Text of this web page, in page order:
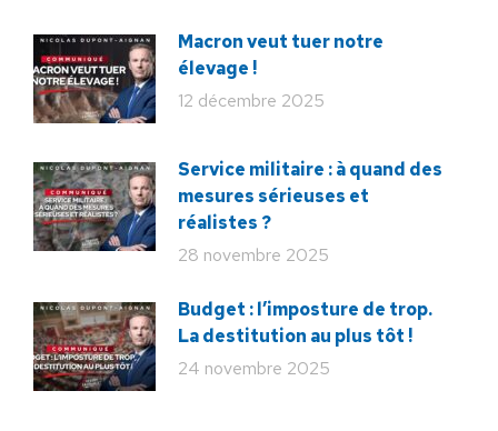
Macron veut tuer notre
élevage !
12 décembre 2025
Service militaire : à quand des
mesures sérieuses et
réalistes ?
28 novembre 2025
Budget : l’imposture de trop.
La destitution au plus tôt !
24 novembre 2025